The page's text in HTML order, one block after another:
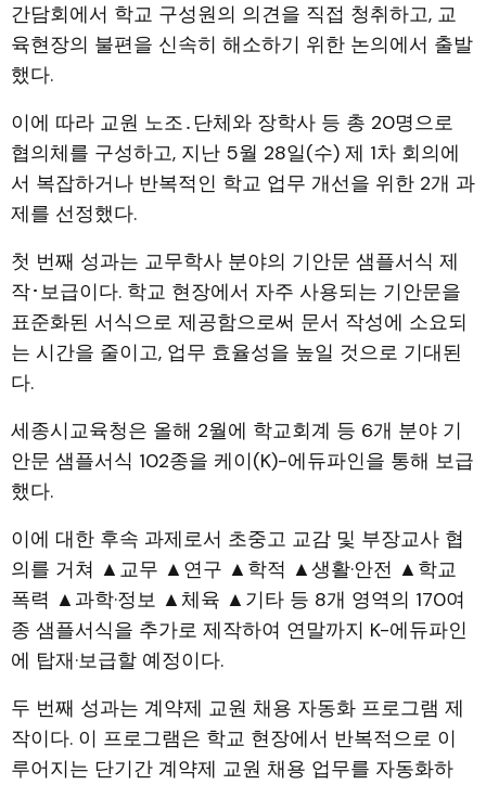
간담회에서 학교 구성원의 의견을 직접 청취하고, 교
육현장의 불편을 신속히 해소하기 위한 논의에서 출발
했다.
이에 따라 교원 노조․단체와 장학사 등 총 20명으로
협의체를 구성하고, 지난 5월 28일(수) 제 1차 회의에
서 복잡하거나 반복적인 학교 업무 개선을 위한 2개 과
제를 선정했다.
첫 번째 성과는 교무학사 분야의 기안문 샘플서식 제
작･보급이다. 학교 현장에서 자주 사용되는 기안문을
표준화된 서식으로 제공함으로써 문서 작성에 소요되
는 시간을 줄이고, 업무 효율성을 높일 것으로 기대된
다.
세종시교육청은 올해 2월에 학교회계 등 6개 분야 기
안문 샘플서식 102종을 케이(K)-에듀파인을 통해 보급
했다.
이에 대한 후속 과제로서 초중고 교감 및 부장교사 협
의를 거쳐 ▲교무 ▲연구 ▲학적 ▲생활·안전 ▲학교
폭력 ▲과학·정보 ▲체육 ▲기타 등 8개 영역의 170여
종 샘플서식을 추가로 제작하여 연말까지 K-에듀파인
에 탑재·보급할 예정이다.
두 번째 성과는 계약제 교원 채용 자동화 프로그램 제
작이다. 이 프로그램은 학교 현장에서 반복적으로 이
루어지는 단기간 계약제 교원 채용 업무를 자동화하